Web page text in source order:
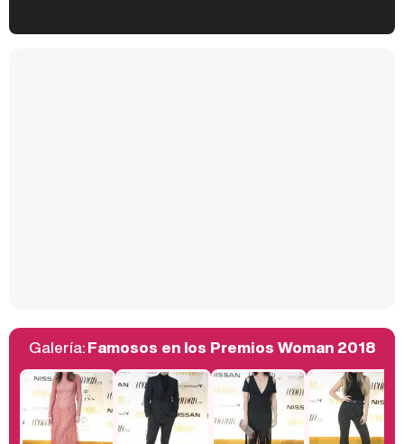
Belén Esteban: "Estoy emocionada, muy contenta y muy feliz por llegar a RTVE"
Galería:Famosos en los Premios Woman 2018